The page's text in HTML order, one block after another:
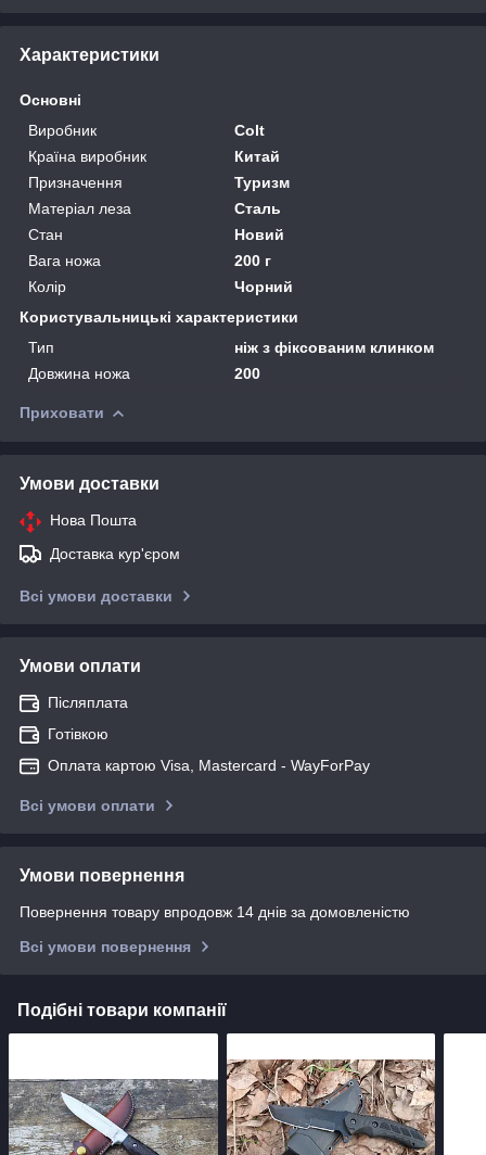
Характеристики
Основні
Виробник
Colt
Країна виробник
Китай
Призначення
Туризм
Матеріал леза
Сталь
Стан
Новий
Вага ножа
200 г
Колір
Чорний
Користувальницькі характеристики
Тип
ніж з фіксованим клинком
Довжина ножа
200
Приховати
Умови доставки
Нова Пошта
Доставка кур'єром
Всі умови доставки
Умови оплати
Післяплата
Готівкою
Оплата картою Visa, Mastercard - WayForPay
Всі умови оплати
Умови повернення
Повернення товару впродовж 14 днів за домовленістю
Всі умови повернення
Подібні товари компанії